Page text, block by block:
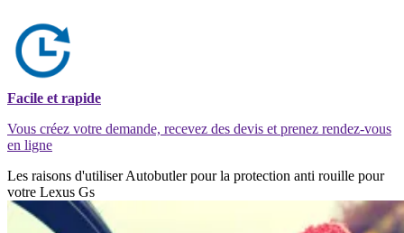
Facile et rapide
Vous créez votre demande, recevez des devis et prenez rendez-vous
en ligne
Les raisons d'utiliser Autobutler pour la protection anti rouille pour
votre Lexus Gs